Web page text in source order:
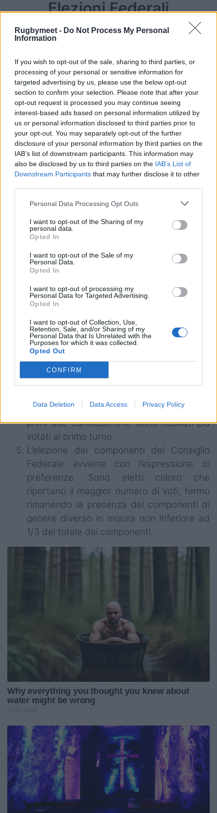
Rugbymeet - Do Not Process My Personal
Information
If you wish to opt-out of the sale, sharing to third parties, or
processing of your personal or sensitive information for
targeted advertising by us, please use the below opt-out
section to confirm your selection. Please note that after your
opt-out request is processed you may continue seeing
interest-based ads based on personal information utilized by
us or personal information disclosed to third parties prior to
your opt-out. You may separately opt-out of the further
disclosure of your personal information by third parties on the
IAB’s list of downstream participants. This information may
also be disclosed by us to third parties on the IAB’s List of
Downstream Participants that may further disclose it to other
Personal Data Processing Opt Outs
I want to opt-out of the Sharing of my
personal data.
Opted In
I want to opt-out of the Sale of my
Personal Data.
Opted In
I want to opt-out of processing my
Personal Data for Targeted Advertising.
Opted In
I want to opt-out of Collection, Use,
Retention, Sale, and/or Sharing of my
Personal Data that Is Unrelated with the
Purposes for which it was collected.
Opted Out
CONFIRM
Data Deletion Data Access Privacy Policy
Elezioni Federali
Le Società esprimono il 70% dei voti plurimi
alle stesse attribuiti oltre al voto di base.
Il restante 30% de voti plurimi è assegnato
nella misura del 20% dai giocatori e del
Il Presidente è eletto, in ogni caso, con la
maggioranza assoluta dei voti esprimibili
dai presenti accreditati.
Qualora, dopo il primo turno di votazioni
per la carica di Presidente, nessuno dei
richiesta si procederà al ballottaggio tra i
primi due candidati che siano risultati più
votati al primo turno.
L’elezione dei componenti del Consiglio
Federale avviene con l’espressione di
preferenze. Sono eletti coloro che
riportano il maggior numero di voti, fermo
rimanendo la presenza dei componenti di
genere diverso in misura non inferiore ad
1/3 del totale dei componenti.